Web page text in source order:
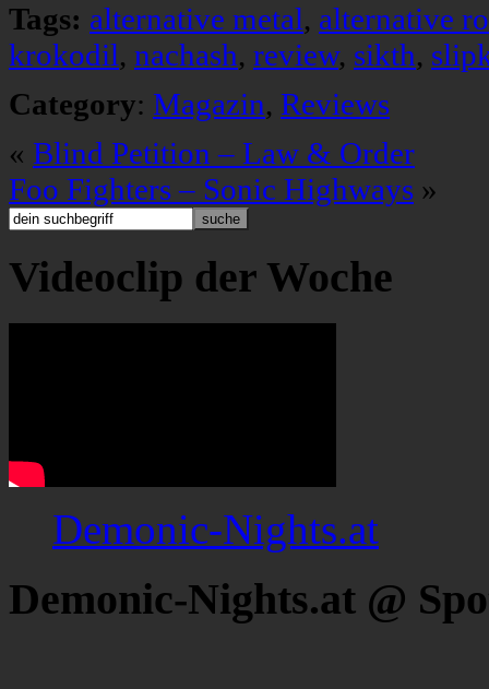
Tags: alternative metal, alternative
krokodil, nachash, review, sikth,
Category: Magazin, Reviews
« Blind Petition – Law & Order
Foo Fighters – Sonic Highways »
Videoclip der Woche
Demonic-Nights.at
Demonic-Nights.at @